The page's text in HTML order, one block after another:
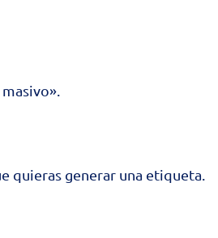
quieras generar una etiqueta.